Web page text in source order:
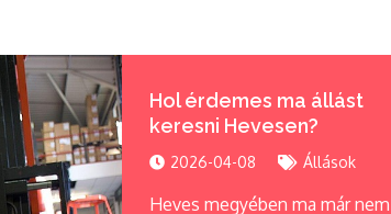
Hol érdemes ma állást
keresni Hevesen?
2026-04-08 Állások
Heves megyében ma már nem